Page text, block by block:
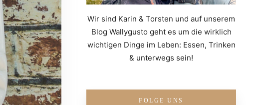
Wir sind Karin & Torsten und auf unserem
Blog Wallygusto geht es um die wirklich
wichtigen Dinge im Leben: Essen, Trinken
& unterwegs sein!
FOLGE UNS